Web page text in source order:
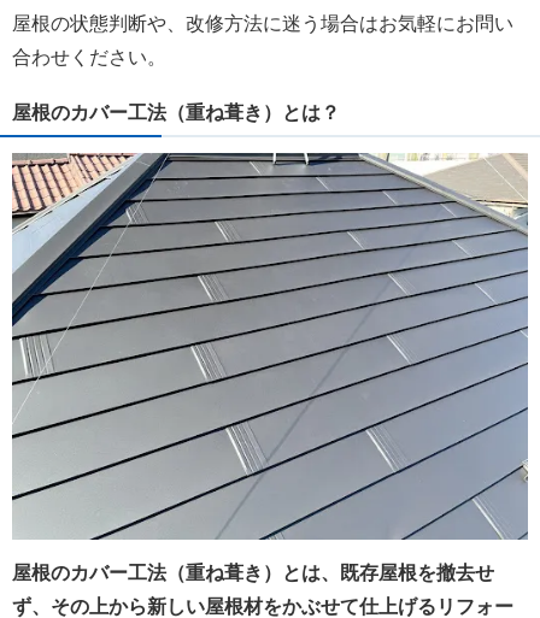
屋根の状態判断や、改修方法に迷う場合はお気軽にお問い
合わせください。
屋根のカバー工法（重ね葺き）とは？
屋根のカバー工法（重ね葺き）とは、既存屋根を撤去せ
ず、その上から新しい屋根材をかぶせて仕上げるリフォー